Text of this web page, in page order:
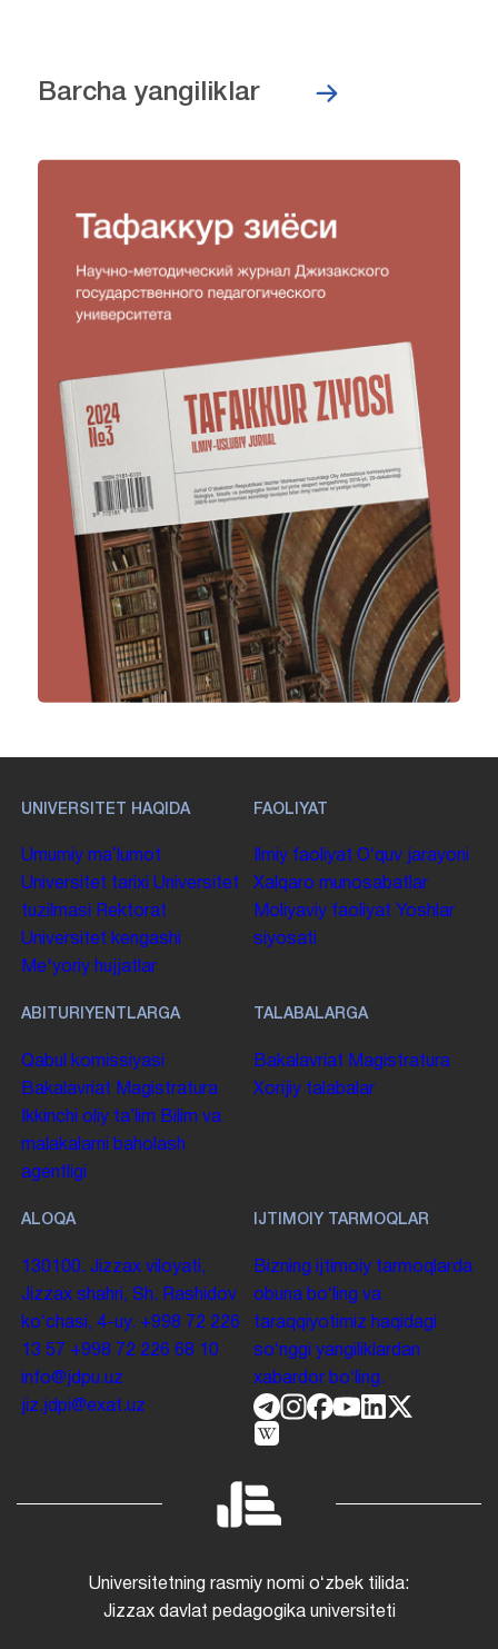
Barcha yangiliklar
UNIVERSITET HAQIDA
Umumiy maʼlumot
Universitet tarixi Universitet
tuzilmasi
Rektorat
Universitet kengashi
Me'yoriy hujjatlar
FAOLIYAT
Ilmiy faoliyat Oʻquv jarayoni
Xalqaro munosabatlar
Moliyaviy faoliyat Yoshlar
siyosati
ABITURIYENTLARGA
Qabul komissiyasi
Bakalavriat Magistratura
Ikkinchi oliy taʼlim Bilim va
malakalarni baholash
agentligi
TALABALARGA
Bakalavriat Magistratura
Xorijiy talabalar
ALOQA
130100. Jizzax viloyati,
Jizzax shahri, Sh. Rashidov
koʻchasi, 4-uy. +998 72 226
13 57 +998 72 226 68 10
info@jdpu.uz
jiz.jdpi@exat.uz
IJTIMOIY TARMOQLAR
Bizning ijtimoiy tarmoqlarda
obuna boʻling va
taraqqiyotimiz haqidagi
soʻnggi yangiliklardan
xabardor boʻling.
Universitetning rasmiy nomi oʻzbek tilida:
Jizzax davlat pedagogika universiteti